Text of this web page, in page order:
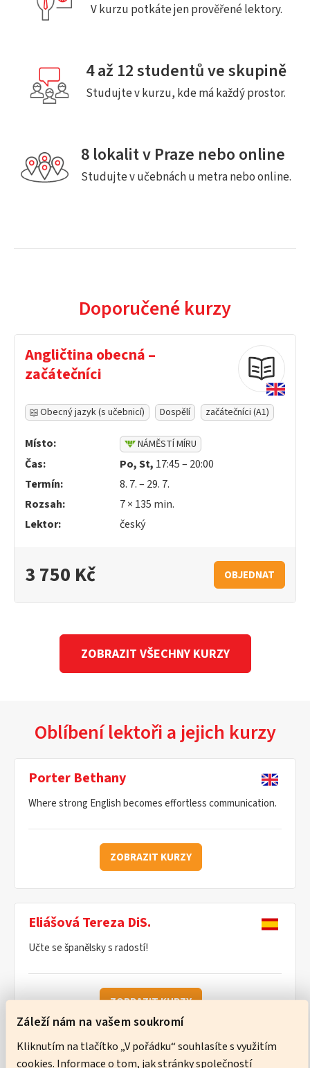
Záleží nám na vašem soukromí
Kliknutím na tlačítko „V pořádku“ souhlasíte s využitím
cookies. Informace o tom, jak stránky společností
V kurzu potkáte jen prověřené lektory.
4 až 12 studentů ve skupině
Studujte v kurzu, kde má každý prostor.
8 lokalit v Praze nebo online
Studujte v učebnách u metra nebo online.
Doporučené kurzy
Angličtina obecná –
začátečníci
Obecný jazyk (s učebnicí) Dospělí začátečníci (A1)
Místo: NÁMĚSTÍ MÍRU
Čas: Po, St, 17:45 – 20:00
Termín:
8. 7. – 29. 7.
Rozsah:
7 × 135 min.
Lektor:
český
3 750 Kč OBJEDNAT
ZOBRAZIT VŠECHNY KURZY
Oblíbení lektoři a jejich kurzy
Porter Bethany
Where strong English becomes effortless communication.
ZOBRAZIT KURZY
Eliášová Tereza DiS.
Učte se španělsky s radostí!
ZOBRAZIT KURZY